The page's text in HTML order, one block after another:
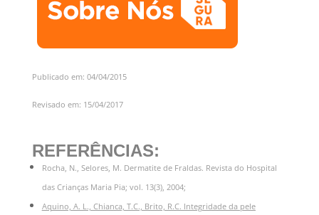
Publicado em: 04/04/2015
Revisado em: 15/04/2017
REFERÊNCIAS:
Rocha, N., Selores, M. Dermatite de Fraldas. Revista do Hospital
das Crianças Maria Pia; vol. 13(3), 2004;
Aquino, A. L., Chianca, T.C., Brito, R.C. Integridade da pele